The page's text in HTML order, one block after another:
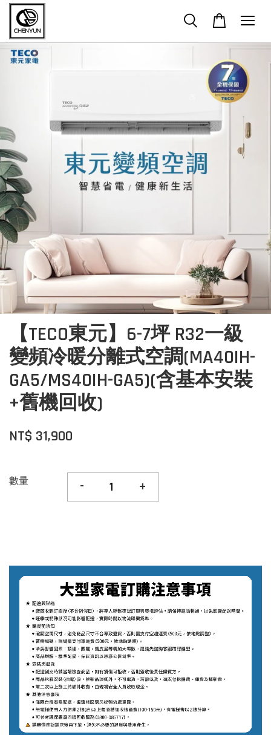
【TECO東元】6-7坪 R32一級
變頻冷暖分離式空調(MA40IH-
GA5/MS40IH-GA5)(含基本安裝
+舊機回收)
NT$ 31,900
數量 - +